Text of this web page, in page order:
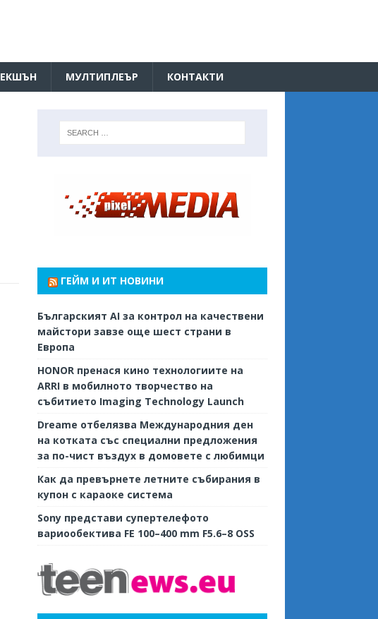
ЕКШЪН МУЛТИПЛЕЪР КОНТАКТИ
ГЕЙМ И ИТ НОВИНИ
Българският AI за контрол на качествени
майстори завзе още шест страни в
Европа
HONOR пренася кино технологиите на
ARRI в мобилното творчество на
събитието Imaging Technology Launch
Dreame отбелязва Международния ден
на котката със специални предложения
за по-чист въздух в домовете с любимци
Как да превърнете летните събирания в
купон с караоке система
Sony представи супертелефото
вариообектива FE 100–400 mm F5.6–8 OSS